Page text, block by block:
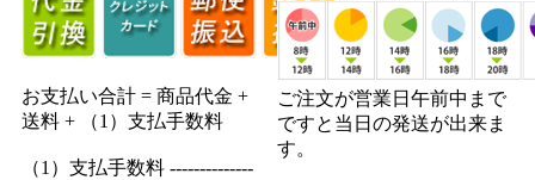
お支払い合計 = 商品代金 +
送料 + （1）支払手数料
（1）支払手数料 --------------
ご注文が営業日午前中まで
ですと当日の発送が出来ま
す。